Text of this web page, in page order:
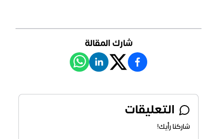
شارك المقالة
التعليقات
شاركنا رأيك!